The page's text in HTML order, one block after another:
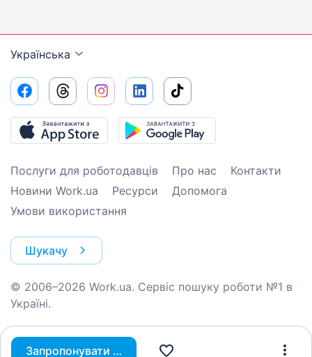
Запропонувати вакансію
Українська
Послуги для роботодавців Про нас
Контакти
Новини Work.ua
Ресурси
Допомога
Умови використання
Шукачу
© 2006–2026 Work.ua. Сервіс пошуку роботи №1 в
Україні.